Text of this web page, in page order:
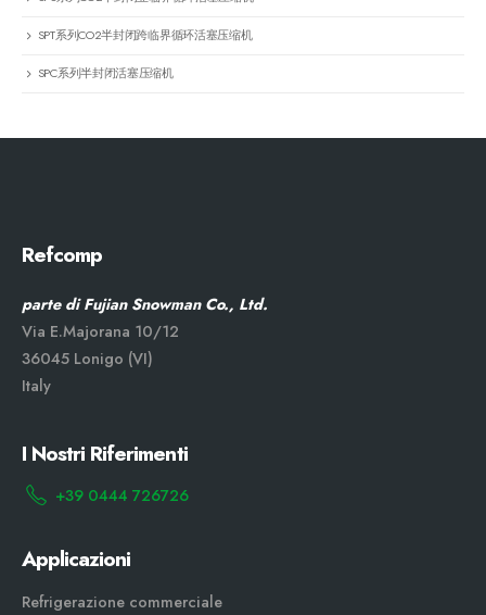
SPT系列CO2半封闭跨临界循环活塞压缩机
SPC系列半封闭活塞压缩机
Refcomp
parte di Fujian Snowman Co., Ltd.
Via E.Majorana 10/12
36045 Lonigo (VI)
Italy
I Nostri Riferimenti
+39 0444 726726
Applicazioni
Refrigerazione commerciale